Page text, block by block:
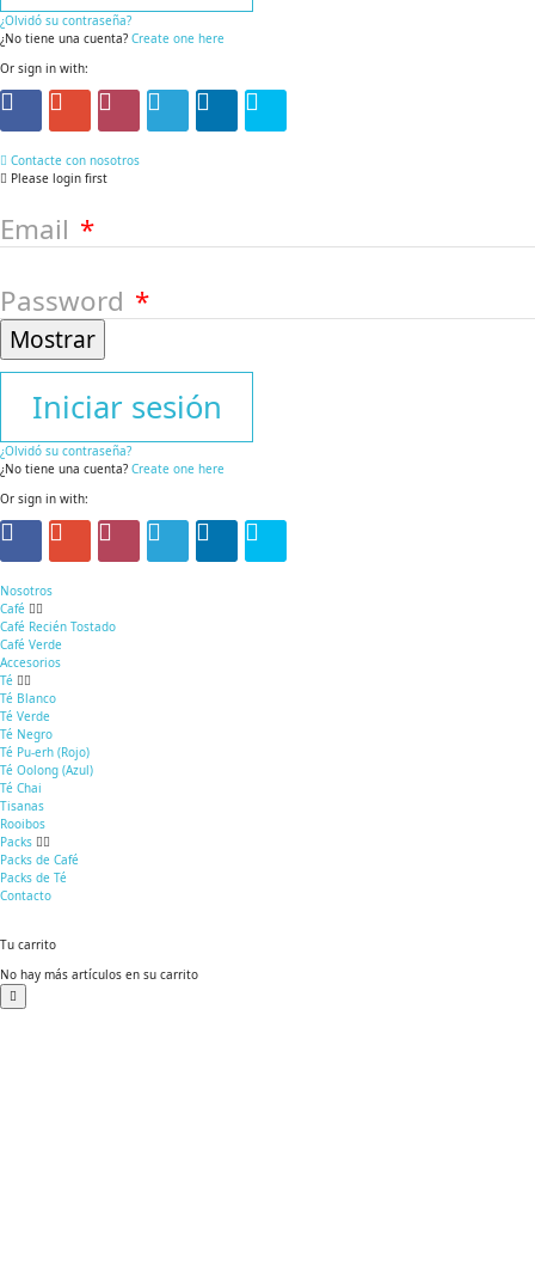
¿Olvidó su contraseña?
¿No tiene una cuenta? Create one here
Or sign in with:
Contacte con nosotros
Please login first
Email
Password
Mostrar
Iniciar sesión
¿Olvidó su contraseña?
¿No tiene una cuenta? Create one here
Or sign in with:
Nosotros
Café
Café Recién Tostado
Café Verde
Accesorios
Té
Té Blanco
Té Verde
Té Negro
Té Pu-erh (Rojo)
Té Oolong (Azul)
Té Chai
Tisanas
Rooibos
Packs
Packs de Café
Packs de Té
Contacto
Tu carrito
No hay más artículos en su carrito